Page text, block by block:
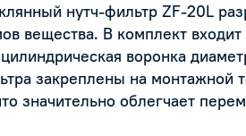
нутч-фильтр ZF-20L
вещества. В комплект
воронка
закреплены на монтажной
значительно облегчает